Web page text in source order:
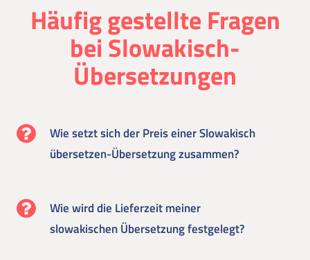
Häufig gestellte Fragen
bei Slowakisch-
Übersetzungen
Wie setzt sich der Preis einer Slowakisch
übersetzen-Übersetzung zusammen?
Wie wird die Lieferzeit meiner
slowakischen Übersetzung festgelegt?